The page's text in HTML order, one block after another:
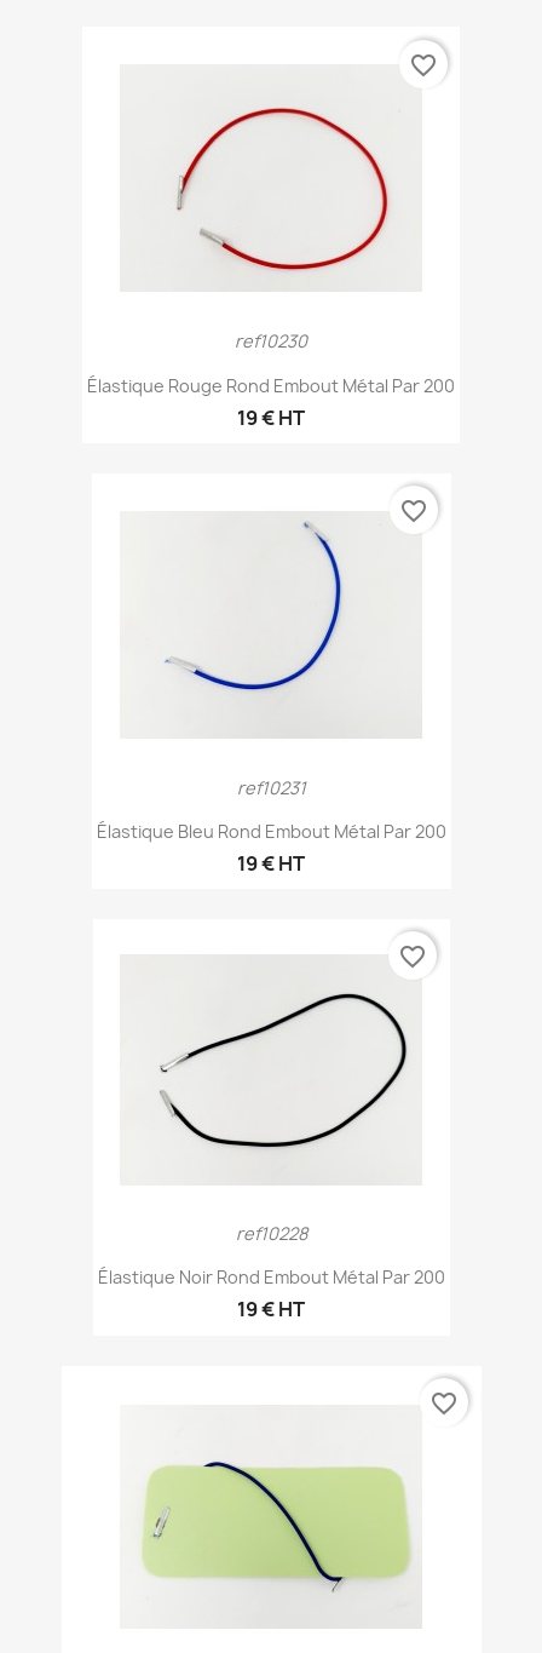
ref10230
Élastique Rouge Rond Embout Métal Par 200
19 € HT
favorite_border
ref10231
Élastique Bleu Rond Embout Métal Par 200
19 € HT
favorite_border
ref10228
Élastique Noir Rond Embout Métal Par 200
19 € HT
favorite_border
favorite_border